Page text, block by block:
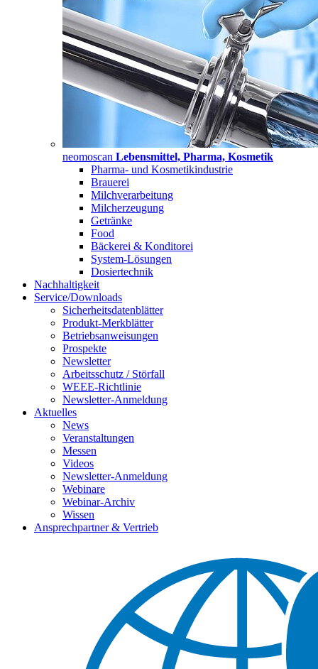
neomoscan Lebensmittel, Pharma, Kosmetik
Pharma- und Kosmetikindustrie
Brauerei
Milchverarbeitung
Milcherzeugung
Getränke
Food
Bäckerei & Konditorei
System-Lösungen
Dosiertechnik
Nachhaltigkeit
Service/Downloads
Sicherheitsdatenblätter
Produkt-Merkblätter
Betriebsanweisungen
Prospekte
Newsletter
Arbeitsschutz / Störfall
WEEE-Richtlinie
Newsletter-Anmeldung
Aktuelles
News
Veranstaltungen
Messen
Videos
Newsletter-Anmeldung
Webinare
Webinar-Archiv
Wissen
Ansprechpartner & Vertrieb